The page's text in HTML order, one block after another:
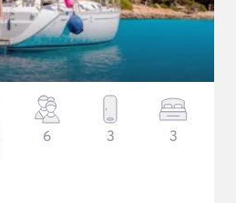
6 3 3